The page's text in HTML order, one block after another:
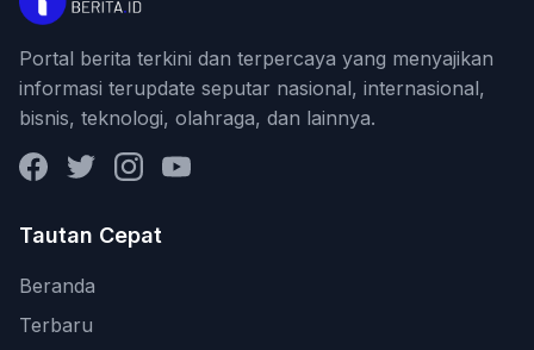
Portal berita terkini dan terpercaya yang menyajikan
informasi terupdate seputar nasional, internasional,
bisnis, teknologi, olahraga, dan lainnya.
FacebookTwitterInstagramYouTube
Tautan Cepat
Beranda
Terbaru